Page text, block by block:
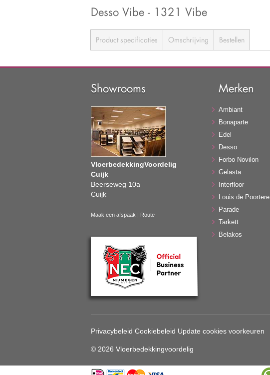
Desso Vibe - 1321 Vibe
Product specificaties Omschrijving Bestellen
Showrooms
VloerbedekkingVoordelig
Cuijk
Beerseweg 10a
Cuijk
Maak een afspaak | Route
Merken
Ambiant
Bonaparte
Edel
Desso
Forbo Novilon
Gelasta
Interfloor
Louis de Poortere
Parade
Tarkett
Belakos
Privacybeleid Cookiebeleid Update cookies voorkeuren
© 2026 Vloerbedekkingvoordelig